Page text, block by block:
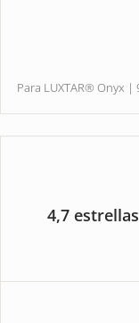
Para LUXTAR® Onyx |
4,7